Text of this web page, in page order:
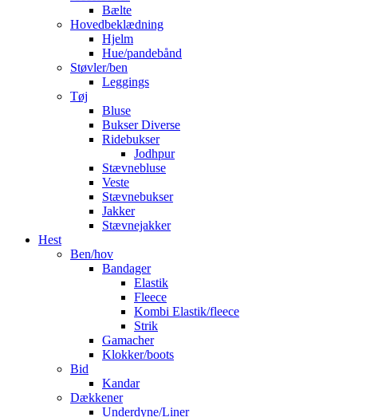
Bælte
Hovedbeklædning
Hjelm
Hue/pandebånd
Støvler/ben
Leggings
Tøj
Bluse
Bukser Diverse
Ridebukser
Jodhpur
Stævnebluse
Veste
Stævnebukser
Jakker
Stævnejakker
Hest
Ben/hov
Bandager
Elastik
Fleece
Kombi Elastik/fleece
Strik
Gamacher
Klokker/boots
Bid
Kandar
Dækkener
Underdyne/Liner